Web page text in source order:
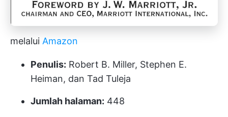
melalui Amazon
Penulis: Robert B. Miller, Stephen E.
Heiman, dan Tad Tuleja
Jumlah halaman: 448